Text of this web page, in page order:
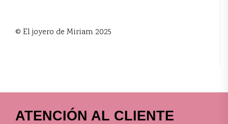
© El joyero de Miriam 2025
ATENCIÓN AL CLIENTE